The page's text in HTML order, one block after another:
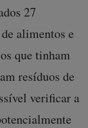
27
alimentos e
que tinham
resíduos de
verificar a